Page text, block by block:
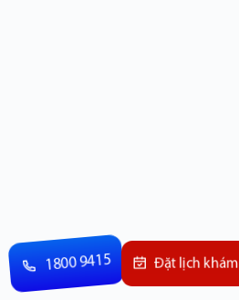
1800 9415 Đặt lịch khám